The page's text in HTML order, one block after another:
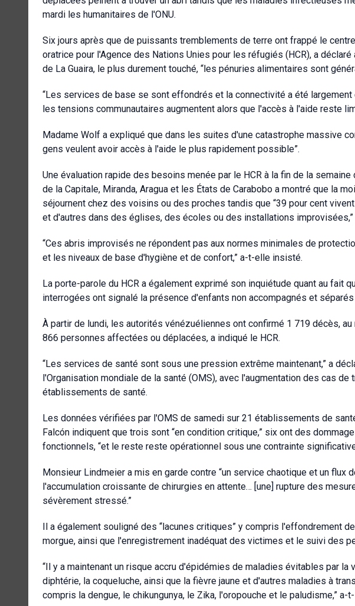
mardi les humanitaires de l'ONU.
Six jours après que de puissants tremblements de terre ont frappé le
oratrice pour l'Agence des Nations Unies pour les réfugiés (HCR), a
de La Guaira, le plus durement touché, “les pénuries alimentaires sont
“Les services de base se sont effondrés et la connectivité a été largement
les tensions communautaires augmentent alors que l'accès à l'aide reste
Madame Wolf a expliqué que dans les suites d'une catastrophe massive
gens veulent avoir accès à l'aide le plus rapidement possible”.
Une évaluation rapide des besoins menée par le HCR à la fin de la
de la Capitale, Miranda, Aragua et les États de Carabobo a montré que la
séjournent chez des voisins ou des proches tandis que “39 pour cent
et d'autres dans des églises, des écoles ou des installations improvisées,”
“Ces abris improvisés ne répondent pas aux normes minimales de
et les niveaux de base d'hygiène et de confort,” a-t-elle insisté.
La porte-parole du HCR a également exprimé son inquiétude quant au fait
interrogées ont signalé la présence d'enfants non accompagnés et
À partir de lundi, les autorités vénézuéliennes ont confirmé 1 719 décès,
866 personnes affectées ou déplacées, a indiqué le HCR.
“Les services de santé sont sous une pression extrême maintenant,” a
l'Organisation mondiale de la santé (OMS), avec l'augmentation des cas
établissements de santé.
Les données vérifiées par l'OMS de samedi sur 21 établissements de
Falcón indiquent que trois sont “en condition critique,” six ont des
fonctionnels, “et le reste reste opérationnel sous une contrainte
Monsieur Lindmeier a mis en garde contre “un service chaotique et un flux
l'accumulation croissante de chirurgies en attente… [une] rupture des
sévèrement stressé.”
Il a également souligné des “lacunes critiques” y compris l'effondrement
morgue, ainsi que l'enregistrement inadéquat des victimes et le suivi des
“Il y a maintenant un risque accru d'épidémies de maladies évitables par la
diphtérie, la coqueluche, ainsi que la fièvre jaune et d'autres maladies à
compris la dengue, le chikungunya, le Zika, l'oropouche et le paludisme,” a-